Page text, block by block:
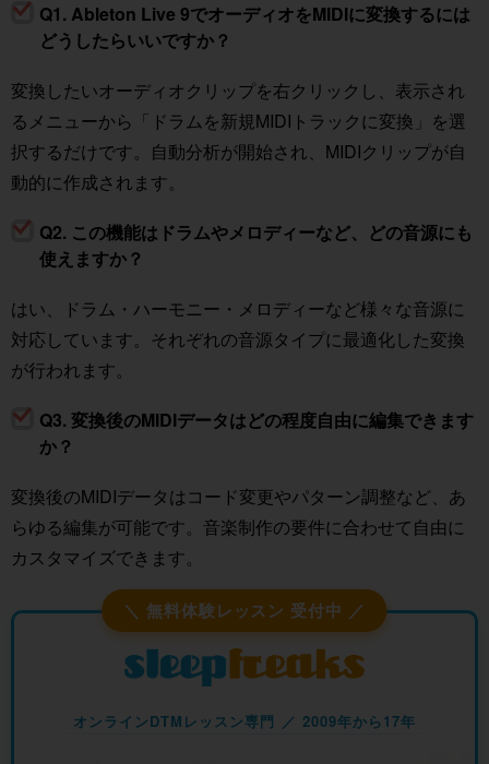
Q1. Ableton Live 9でオーディオをMIDIに変換するには
どうしたらいいですか？
変換したいオーディオクリップを右クリックし、表示され
るメニューから「ドラムを新規MIDIトラックに変換」を選
択するだけです。自動分析が開始され、MIDIクリップが自
動的に作成されます。
Q2. この機能はドラムやメロディーなど、どの音源にも
使えますか？
はい、ドラム・ハーモニー・メロディーなど様々な音源に
対応しています。それぞれの音源タイプに最適化した変換
が行われます。
Q3. 変換後のMIDIデータはどの程度自由に編集できます
か？
変換後のMIDIデータはコード変更やパターン調整など、あ
らゆる編集が可能です。音楽制作の要件に合わせて自由に
カスタマイズできます。
＼ 無料体験レッスン 受付中 ／
オンラインDTMレッスン専門 ／ 2009年から17年